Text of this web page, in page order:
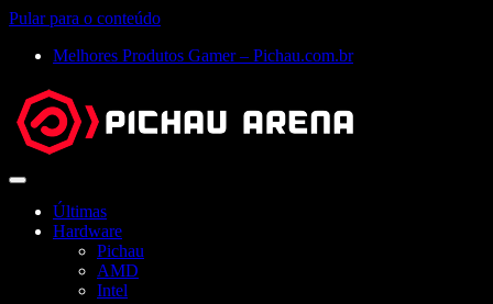
Pular para o conteúdo
Melhores Produtos Gamer – Pichau.com.br
Abrir
Últimas
Hardware
Pichau
AMD
Intel